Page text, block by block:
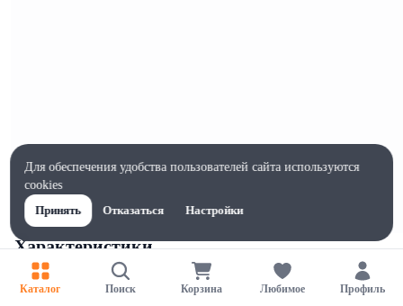
Характеристики
Ширина, мм
40
Каталог Поиск Корзина Любимое Профиль
Для обеспечения удобства пользователей сайта используются
cookies
Принять
Отказаться Настройки